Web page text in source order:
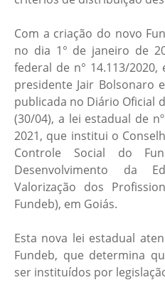
Com a criação do novo
no dia 1° de janeiro de
federal de n° 14.113/
presidente Jair Bolsonaro
publicada no Diário Oficial
(30/04), a lei estadual de
2021, que institui o
Controle Social do
Desenvolvimento da
Valorização dos
Fundeb), em Goiás.
Esta nova lei estadual
Fundeb, que determina
ser instituídos por